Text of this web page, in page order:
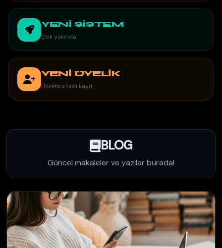
YENİ SİSTEM
Çok yakında
YENİ ÜYELİK
Ücretsiz hızlı kayıt
BLOG
Güncel makaleler ve yazılar burada!